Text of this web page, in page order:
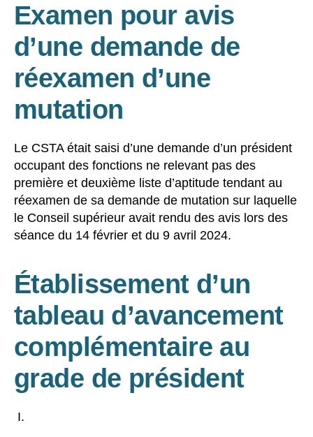
Examen pour avis
d’une demande de
réexamen d’une
mutation
Le CSTA était saisi d’une demande d’un président
occupant des fonctions ne relevant pas des
première et deuxième liste d’aptitude tendant au
réexamen de sa demande de mutation sur laquelle
le Conseil supérieur avait rendu des avis lors des
séance du 14 février et du 9 avril 2024.
Établissement d’un
tableau d’avancement
complémentaire au
grade de président